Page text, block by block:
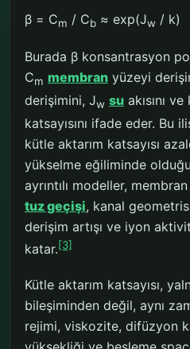
β = Cm / Cb ≈ exp(Jw / k)
Burada β konsantrasyon
Cm membran yüzeyi
derişimini, Jw su akısını
katsayısını ifade eder. Bu
kütle aktarım katsayısı
yükselme eğiliminde
ayrıntılı modeller,
tuz geçişi, kanal
derişim artışı ve iyon
katar.[3]
Kütle aktarım katsayısı,
bileşiminden değil, aynı
rejimi, viskozite, difüzyon